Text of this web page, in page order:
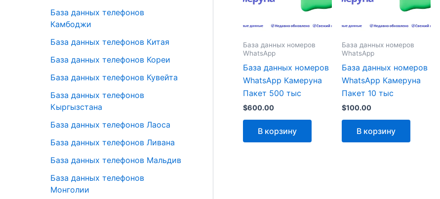
База данных телефонов
Камбоджи
База данных телефонов Китая
База данных телефонов Кореи
База данных телефонов Кувейта
База данных телефонов
Кыргызстана
База данных телефонов Лаоса
База данных телефонов Ливана
База данных телефонов Мальдив
База данных телефонов
Монголии
База данных номеров
WhatsApp
База данных номеров
WhatsApp Камеруна
Пакет 500 тыс
$600.00
В корзину
База данных номеров
WhatsApp
База данных номеров
WhatsApp Камеруна
Пакет 10 тыс
$100.00
В корзину